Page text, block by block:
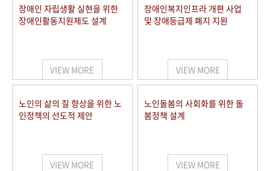
장애인 자립생활 실현을 위한
장애인활동지원제도 설계
VIEW MORE
장애인복지인프라 개편 사업
및 장애등급제 폐지 지원
VIEW MORE
노인의 삶의 질 향상을 위한 노
인정책의 선도적 제안
VIEW MORE
노인돌봄의 사회화를 위한 돌
봄정책 설계
VIEW MORE